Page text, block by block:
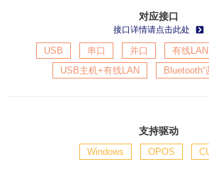
对应接口
接口详情请点击此处
USB 串口 并口 有线LAN
USB主机+有线LAN
Bluetooth“
支持驱动
Windows OPOS